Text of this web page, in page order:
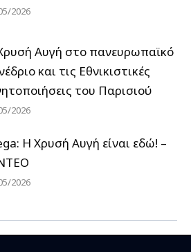
2026
Αυγή στο πανευρωπαϊκό
και τις Εθνικιστικές
του Παρισιού
2026
Η Χρυσή Αυγή είναι εδώ! –
2026